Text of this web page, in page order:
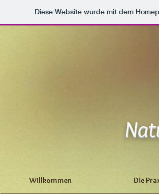
Diese Website wurde mit dem
Willkommen Die